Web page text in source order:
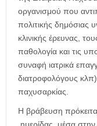
οργανισμού που
πολιτικής δημόσιας
κλινικής έρευνας,
παθολογία και τις
συναφή ιατρικά
διατροφολόγους
παχυσαρκίας.
Η βράβευση